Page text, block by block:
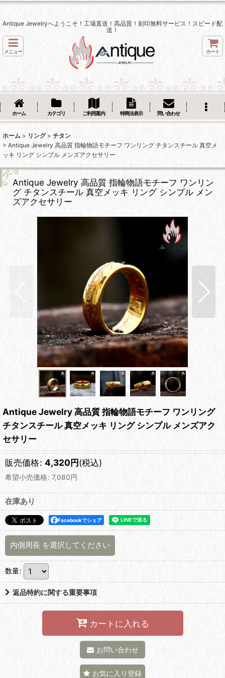
Antique Jewelryへようこそ！工場直送！高品質！刻印無料サービス！スピード配
送！
メニュー カート
ホーム カテゴリ ご利用案内 特商法表示 問い合わせ
ホーム > リング > チタン
> Antique Jewelry 高品質 指輪物語モチーフ ワンリング チタンスチール 真空メ
ッキ リング シンプル メンズアクセサリー
Antique Jewelry 高品質 指輪物語モチーフ ワンリン
グ チタンスチール 真空メッキ リング シンプル メン
ズアクセサリー
Antique Jewelry 高品質 指輪物語モチーフ ワンリング
チタンスチール 真空メッキ リング シンプル メンズアク
セサリー
販売価格: 4,320円(税込)
希望小売価格: 7,080円
在庫あり
Facebookでシェア
内側周長 を選択してください
数量:
返品特約に関する重要事項
カートに入れる
お問い合わせ
お気に入り登録